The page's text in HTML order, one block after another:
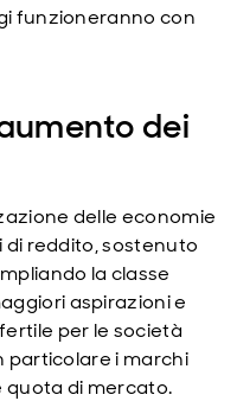
funzioneranno con
dei
delle economie
di reddito, sostenuto
la classe
aspirazioni e
per le società
particolare i marchi
quota di mercato.